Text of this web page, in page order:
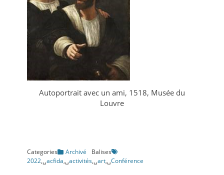
Autoportrait avec un ami, 1518, Musée du
Louvre
Categories Archivé
Balises
2022,␣acfida,␣activités,␣art,␣Conférence